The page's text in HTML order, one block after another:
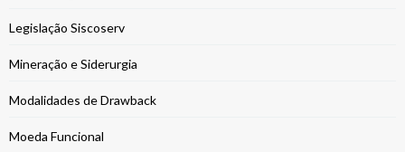
Legislação Siscoserv
Mineração e Siderurgia
Modalidades de Drawback
Moeda Funcional